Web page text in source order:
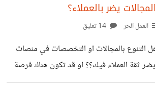
مجرد موقع بسيط ولكنه ممتاز للمبتدئين
اعتقد انه غير ملائم إطلاقاً! فما رأيك
يضر بالعملاء؟
العمل الحر
بالمجالات او التخصصات في منصات
ثقة العملاء فيك؟؟ او قد تكون هناك فرصة
والوصول إلى أكبر عدد ممكن من العملاء؟